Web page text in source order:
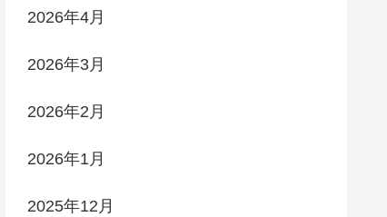
2026年4月
2026年3月
2026年2月
2026年1月
2025年12月